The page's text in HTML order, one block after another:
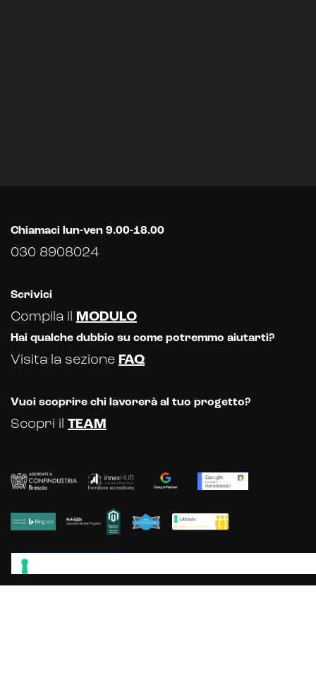
Chiamaci lun-ven 9.00-18.00
030 8908024
Scrivici
Compila il MODULO
Hai qualche dubbio su come potremmo aiutarti?
Visita la sezione FAQ
Vuoi scoprire chi lavorerà al tuo progetto?
Scopri il TEAM